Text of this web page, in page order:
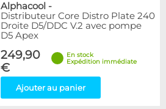
Alphacool -
Distributeur Core Distro Plate 240
Droite D5/DDC V.2 avec pompe
D5 Apex
249,90
€
En stock
Expédition immédiate
Ajouter au panier